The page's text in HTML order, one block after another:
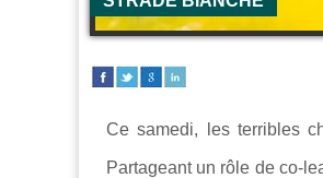
Ce samedi, les terribles
Partageant un rôle de co-